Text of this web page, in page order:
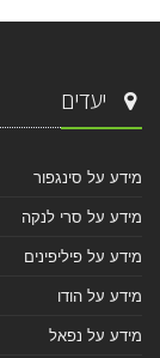
יעדים
מידע על סינגפור
מידע על סרי לנקה
מידע על פיליפינים
מידע על הודו
מידע על נפאל